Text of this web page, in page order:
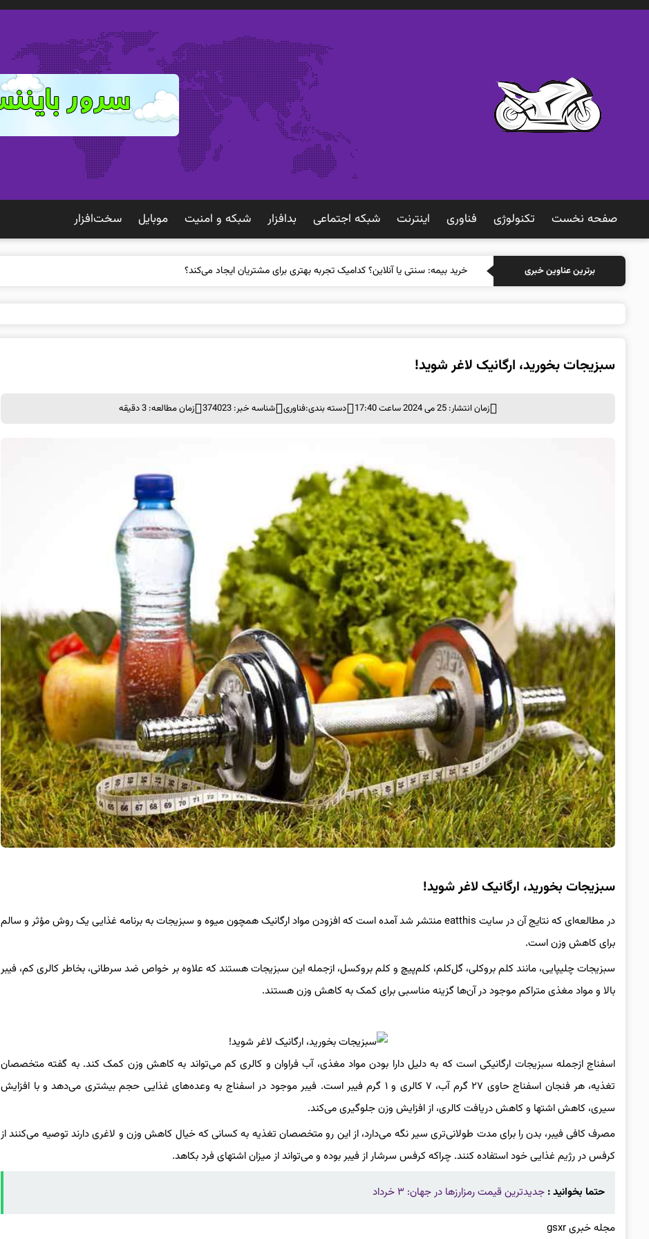
صفحه نخست تکنولوژی فناوری اينترنت شبكه اجتماعی بدافزار شبكه و امنيت موبايل سخت‌افزار
برترین عناوین خبری خرید بی
سبزیجات بخورید، ارگانیک لاغر شوید!
زمان انتشار: 25 می 2024 ساعت 17:40 دسته بندی:فناوری شناسه خبر: 374023 زمان مطالعه: 3 دقیقه
سبزیجات بخورید، ارگانیک لاغر شوید!
در مطالعه‌ای که نتایج آن در سایت eatthis منتشر شد آمده است که افزودن مواد ارگانیک همچون میوه و سبزیجات به برنامه غذایی یک روش مؤثر و سالم
برای کاهش وزن است.
سبزیجات چلیپایی، مانند کلم بروکلی، گل‌کلم، کلم‌پیچ و کلم بروکسل، ازجمله این سبزیجات هستند که علاوه بر خواص ضد سرطانی، بخاطر کالری کم، فیبر
بالا و مواد مغذی متراکم موجود در آن‌ها گزینه مناسبی برای کمک به کاهش وزن هستند.
اسفناج ازجمله سبزیجات ارگانیکی است که به دلیل دارا بودن مواد مغذی، آب فراوان و کالری کم می‌تواند به کاهش وزن کمک کند. به گفته متخصصان
تغذیه، هر فنجان اسفناج حاوی ۲۷ گرم آب، ۷ کالری و ۱ گرم فیبر است. فیبر موجود در اسفناج به وعده‌های غذایی حجم بیشتری می‌دهد و با افزایش
سیری، کاهش اشتها و کاهش دریافت کالری، از افزایش وزن جلوگیری می‌کند.
مصرف کافی فیبر، بدن را برای مدت طولانی‌تری سیر نگه می‌دارد، از این رو متخصصان تغذیه به کسانی که خیال کاهش وزن و لاغری دارند توصیه می‌کنند از
کرفس در رژیم غذایی خود استفاده کنند. چراکه کرفس سرشار از فیبر بوده و می‌تواند از میزان اشتهای فرد بکاهد.
حتما بخوانید : جدیدترین قیمت رمزارزها در جهان: ۳ خرداد
مجله خبری gsxr